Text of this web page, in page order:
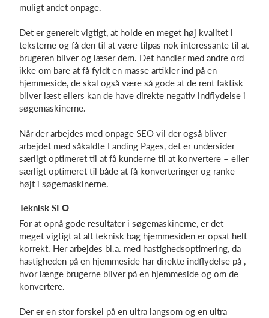
muligt andet onpage.
Det er generelt vigtigt, at holde en meget høj kvalitet i
teksterne og få den til at være tilpas nok interessante til at
brugeren bliver og læser dem. Det handler med andre ord
ikke om bare at få fyldt en masse artikler ind på en
hjemmeside, de skal også være så gode at de rent faktisk
bliver læst ellers kan de have direkte negativ indflydelse i
søgemaskinerne.
Når der arbejdes med onpage SEO vil der også bliver
arbejdet med såkaldte Landing Pages, det er undersider
særligt optimeret til at få kunderne til at konvertere – eller
særligt optimeret til både at få konverteringer og ranke
højt i søgemaskinerne.
Teknisk SEO
For at opnå gode resultater i søgemaskinerne, er det
meget vigtigt at alt teknisk bag hjemmesiden er opsat helt
korrekt. Her arbejdes bl.a. med hastighedsoptimering, da
hastigheden på en hjemmeside har direkte indflydelse på ,
hvor længe brugerne bliver på en hjemmeside og om de
konvertere.
Der er en stor forskel på en ultra langsom og en ultra